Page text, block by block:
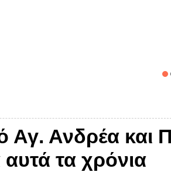
Ανδρέα και
τα χρόνια